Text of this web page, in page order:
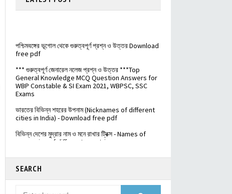
free pdf
*** গুরুত্বপূর্ণ জেনারেল নলেজ প্রশ্ন ও উত্তর ***Top
General Knowledge MCQ Question Answers for
WBP Constable & SI Exam 2021, WBPSC, SSC
Exams
ভারতের বিভিন্ন শহরের উপনাম (Nicknames of different
cities in India) - Download free pdf
বিভিন্ন দেশের মুদ্রার নাম ও মনে রাখার ট্রিক্স - Names of
currencies of different countries
SEARCH